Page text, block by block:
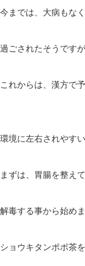
今までは、大病もな
過ごされたそうですが
これからは、漢方で
環境に左右されやす
まずは、胃腸を整えて
解毒する事から始め
ショウキタンポポ茶